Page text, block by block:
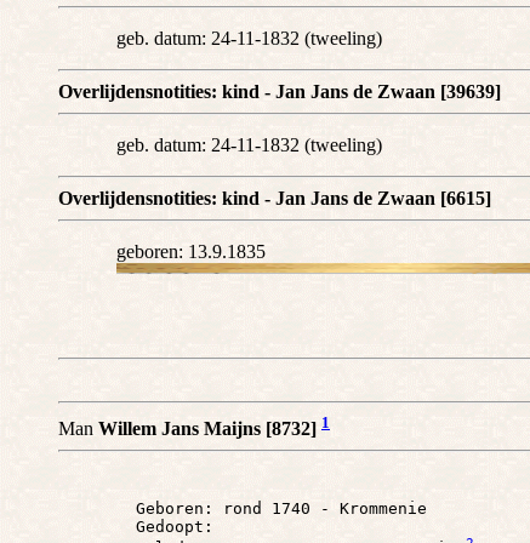
geb. datum: 24-11-1832 (tweeling)
Overlijdensnotities: kind - Jan Jans de Zwaan [39639]
geb. datum: 24-11-1832 (tweeling)
Overlijdensnotities: kind - Jan Jans de Zwaan [6615]
geboren: 13.9.1835
Man Willem Jans Maijns [8732] 1
        Geboren: rond 1740 - Krommenie
        Gedoopt: